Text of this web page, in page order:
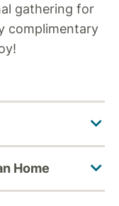
gathering for
complimentary